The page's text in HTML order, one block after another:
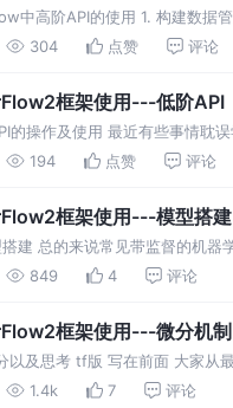
中高阶API的使用 1. 构建数据
个时候就要利用数据管道。构建
304 点赞 评论
框架使用---低阶API
的操作及使用 最近有些事情耽
量的计算 这是最后广播的结果
194 点赞 评论
框架使用---模型搭建
建 总的来说常见带监督的机器
不同级别的API也就产生了不同
849 4 评论
框架使用---微分机制
以及思考 tf版 写在前面 大家从
没有碰机器学习，深度学习的内
1.4k 7 评论